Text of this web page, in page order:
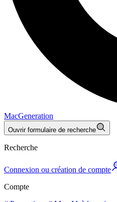
MacGeneration
Ouvrir formulaire de recherche
Recherche
Connexion ou création de compte
Compte